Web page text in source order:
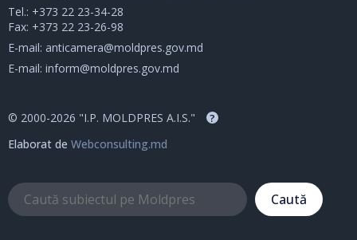
Tel.: +373 22 23-34-28
Fax: +373 22 23-26-98
E-mail: anticamera@moldpres.gov.md
E-mail: inform@moldpres.gov.md
© 2000-2026 "I.P. MOLDPRES A.I.S." ?
Elaborat de Webconsulting.md
Caută